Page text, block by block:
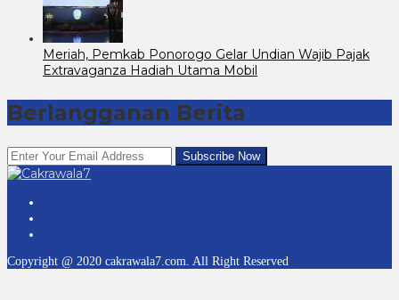
Meriah, Pemkab Ponorogo Gelar Undian Wajib Pajak
Extravaganza Hadiah Utama Mobil
Berlangganan Berita
Copyright @ 2020 cakrawala7.com. All Right Reserved